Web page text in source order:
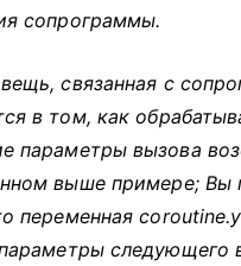
сопрограммы.
связанная с
в том, как
параметры вызова
выше примере; Вы
переменная
следующего